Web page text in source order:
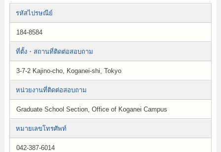
รหัสไปรษณีย์
184-8584
ที่ตั้ง・สถานที่ติดต่อสอบถาม
3-7-2 Kajino-cho, Koganei-shi, Tokyo
หน่วยงานที่ติดต่อสอบถาม
Graduate School Section, Office of Koganei Campus
หมายเลขโทรศัพท์
042-387-6014